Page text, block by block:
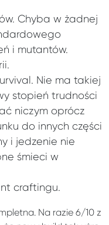
Chyba w żadnej
i mutantów.
Nie ma takiej
stopień trudności
niczym oprócz
do innych części
i jedzenie nie
śmieci w
craftingu.
Na razie 6/10 z